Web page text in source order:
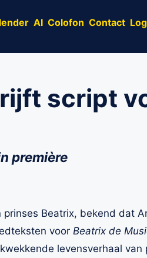
AI Colofon Contact
script
première
Beatrix, bekend dat
voor Beatrix de
levensverhaal van